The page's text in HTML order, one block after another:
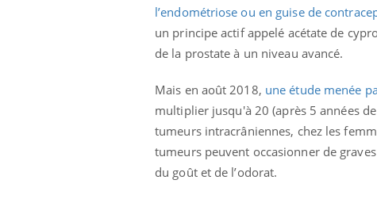
l’endométriose ou en guise de
un principe actif appelé acétate de
de la prostate à un niveau avancé.
Mais en août 2018, une étude menée
multiplier jusqu'à 20 (après 5 années
tumeurs intracrâniennes, chez les
tumeurs peuvent occasionner de
du goût et de l’odorat.